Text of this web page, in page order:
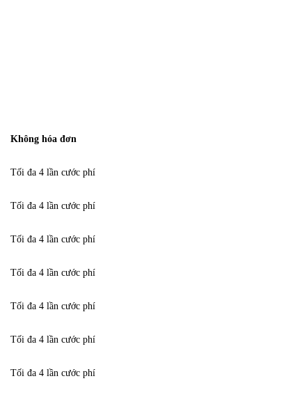
Không hóa đơn
Tối đa 4 lần cước phí
Tối đa 4 lần cước phí
Tối đa 4 lần cước phí
Tối đa 4 lần cước phí
Tối đa 4 lần cước phí
Tối đa 4 lần cước phí
Tối đa 4 lần cước phí